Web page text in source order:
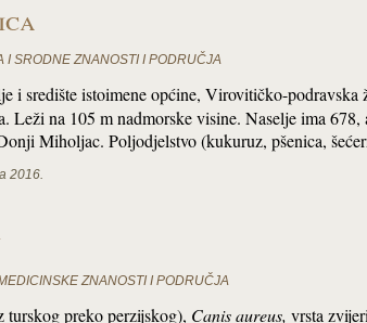
I SRODNE ZNANOSTI I PODRUČJA
i središte istoimene općine, Virovitičko-podravska
Leži na 105 m nadmorske visine. Naselje ima
Miholjac. Poljodjelstvo (kukuruz, pšenica,
2016.
ZNANOSTI I PODRUČJA
turskog preko perzijskog), Canis aureus, vrsta